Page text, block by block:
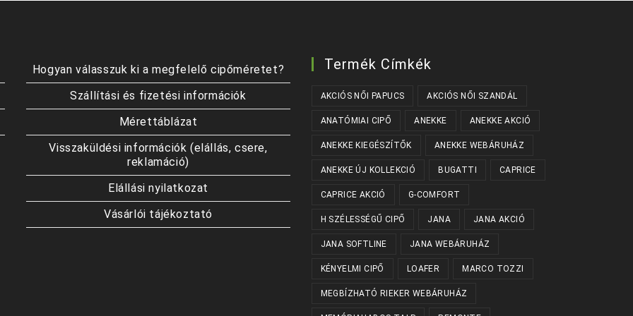
Hogyan válasszuk ki a megfelelő cipőméretet?
Szállítási és fizetési információk
Mérettáblázat
Visszaküldési információk (elállás, csere,
reklamáció)
Elállási nyilatkozat
Vásárlói tájékoztató
Termék Címkék
AKCIÓS NŐI PAPUCS AKCIÓS NŐI SZANDÁL
ANATÓMIAI CIPŐ ANEKKE ANEKKE AKCIÓ
ANEKKE KIEGÉSZÍTŐK ANEKKE WEBÁRUHÁZ
ANEKKE ÚJ KOLLEKCIÓ BUGATTI CAPRICE
CAPRICE AKCIÓ G-COMFORT
H SZÉLESSÉGŰ CIPŐ JANA JANA AKCIÓ
JANA SOFTLINE JANA WEBÁRUHÁZ
KÉNYELMI CIPŐ LOAFER MARCO TOZZI
MEGBÍZHATÓ RIEKER WEBÁRUHÁZ